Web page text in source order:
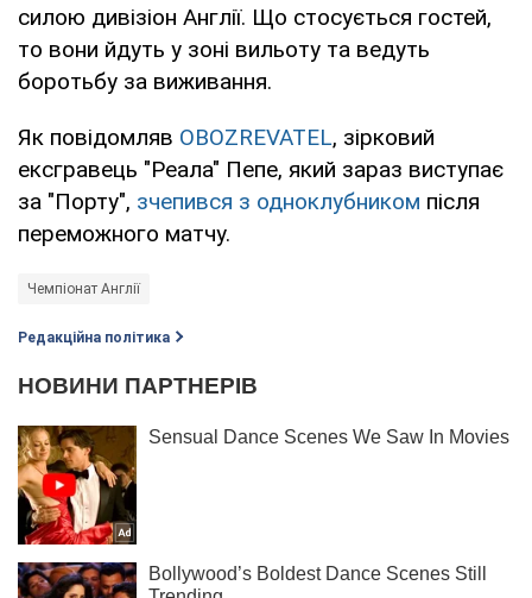
силою дивізіон Англії. Що стосується гостей,
то вони йдуть у зоні вильоту та ведуть
боротьбу за виживання.
Як повідомляв OBOZREVATEL, зірковий
ексгравець "Реала" Пепе, який зараз виступає
за "Порту", зчепився з одноклубником після
переможного матчу.
Чемпіонат Англії
Редакційна політика